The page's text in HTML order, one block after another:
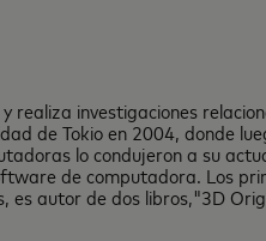
realiza investigaciones
de Tokio en 2004, donde
lo condujeron a su
de computadora. Los
autor de dos libros,"3D